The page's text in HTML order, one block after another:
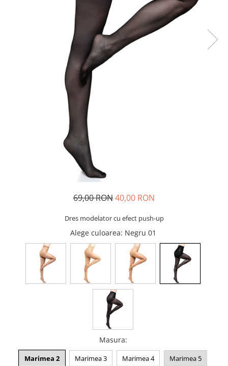
69,00 RON40,00 RON
Dres modelator cu efect push-up
Alege culoarea: Negru 01
Masura:
Marimea 2 Marimea 3 Marimea 4 Marimea 5